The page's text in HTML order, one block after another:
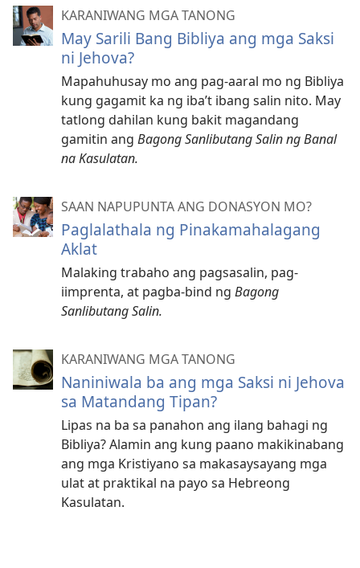
KARANIWANG MGA TANONG
May Sarili Bang Bibliya ang mga Saksi
ni Jehova?
Mapahuhusay mo ang pag-aaral mo ng Bibliya
kung gagamit ka ng iba’t ibang salin nito. May
tatlong dahilan kung bakit magandang
gamitin ang Bagong Sanlibutang Salin ng Banal
na Kasulatan.
SAAN NAPUPUNTA ANG DONASYON MO?
Paglalathala ng Pinakamahalagang
Aklat
Malaking trabaho ang pagsasalin, pag-
iimprenta, at pagba-bind ng Bagong
Sanlibutang Salin.
KARANIWANG MGA TANONG
Naniniwala ba ang mga Saksi ni Jehova
sa Matandang Tipan?
Lipas na ba sa panahon ang ilang bahagi ng
Bibliya? Alamin ang kung paano makikinabang
ang mga Kristiyano sa makasaysayang mga
ulat at praktikal na payo sa Hebreong
Kasulatan.